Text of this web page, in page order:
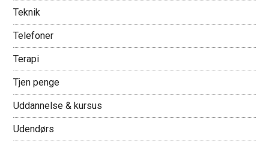
Teknik
Telefoner
Terapi
Tjen penge
Uddannelse & kursus
Udendørs